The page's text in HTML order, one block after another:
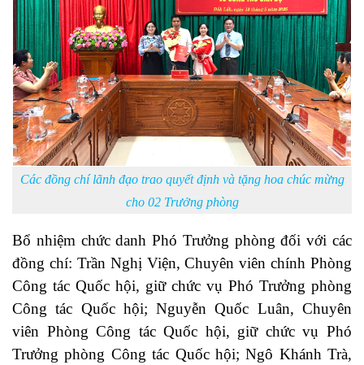
Các đồng chí lãnh đạo trao quyết định và tặng hoa chúc mừng
cho 02 Trưởng phòng
Bổ nhiệm chức danh Phó Trưởng phòng đối với các
đồng chí: Trần Nghị Viện, Chuyên viên chính Phòng
Công tác Quốc hội, giữ chức vụ Phó Trưởng phòng
Công tác Quốc hội; Nguyễn Quốc Luân, Chuyên
viên Phòng Công tác Quốc hội, giữ chức vụ Phó
Trưởng phòng Công tác Quốc hội; Ngô Khánh Trà,